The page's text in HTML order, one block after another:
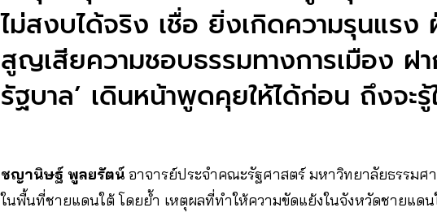
ไม่สงบได้จริง เชื่อ ยิ่งเกิดความรุนแรง
สูญเสียความชอบธรรมทางการเมือง ฝ
รัฐบาล’ เดินหน้าพูดคุยให้ได้ก่อน ถึงจะ
ชญานิษฐ์ พูลยรัตน์ อาจารย์ประจำคณะรัฐศาสตร์ มหาวิทยาลัยธรรมศ
ในพื้นที่ชายแดนใต้ โดยย้ำ เหตุผลที่ทำให้ความขัดแย้งในจังหวัดชายแดน